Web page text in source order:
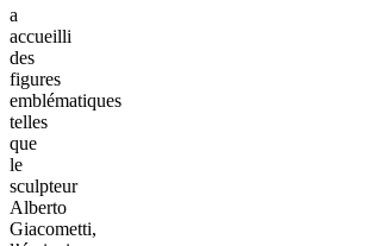
a
accueilli
des
figures
emblématiques
telles
que
le
sculpteur
Alberto
Giacometti,